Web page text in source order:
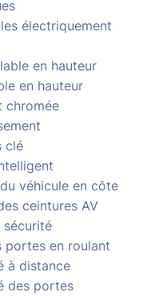
électriquement
en hauteur
en hauteur
chromée
clé
véhicule en côte
ceintures AV
sécurité
portes en roulant
à distance
des portes